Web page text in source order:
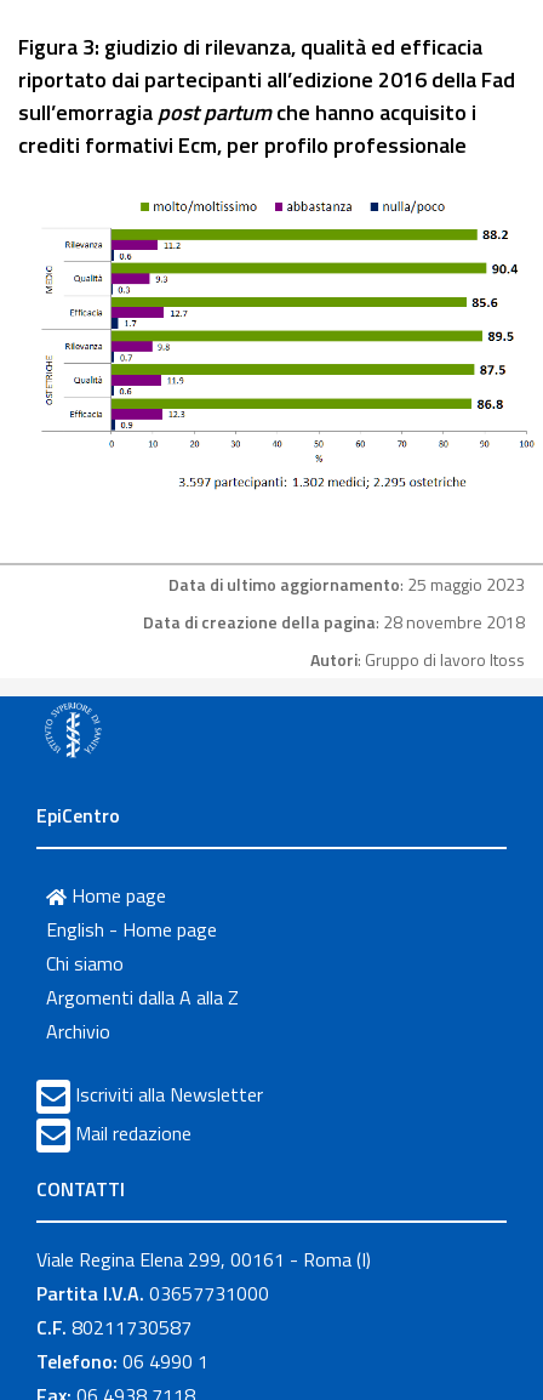
Figura 3: giudizio di rilevanza, qualità ed efficacia
riportato dai partecipanti all’edizione 2016 della Fad
sull’emorragiapost partumche hanno acquisito i
crediti formativi Ecm, per profilo professionale
Data di ultimo aggiornamento: 25 maggio 2023
Data di creazione della pagina: 28 novembre 2018
Autori: Gruppo di lavoro Itoss
EpiCentro
Home page
English - Home page
Chi siamo
Argomenti dalla A alla Z
Archivio
Iscriviti alla Newsletter
Mail redazione
CONTATTI
Viale Regina Elena 299, 00161 - Roma (I)
Partita I.V.A. 03657731000
C.F. 80211730587
Telefono: 06 4990 1